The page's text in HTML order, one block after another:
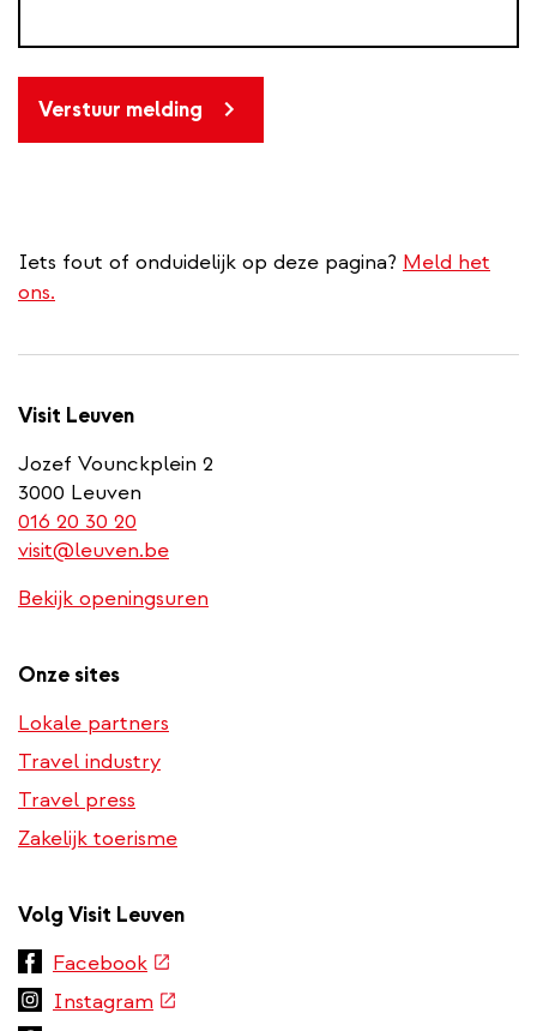
Verstuur melding
Iets fout of onduidelijk op deze pagina? Meld het
ons.
Visit Leuven
Jozef Vounckplein 2
3000 Leuven
016 20 30 20
is
phone
visit@leuven.be
Bekijk openingsuren
Onze sites
Lokale partners
Travel industry
Travel press
Zakelijk toerisme
Volg Visit Leuven
Facebook(externe
link)
Instagram (externe